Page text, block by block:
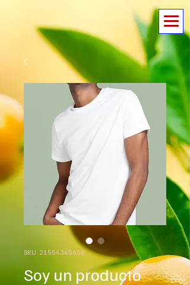
SKU: 21554345656
Soy un producto